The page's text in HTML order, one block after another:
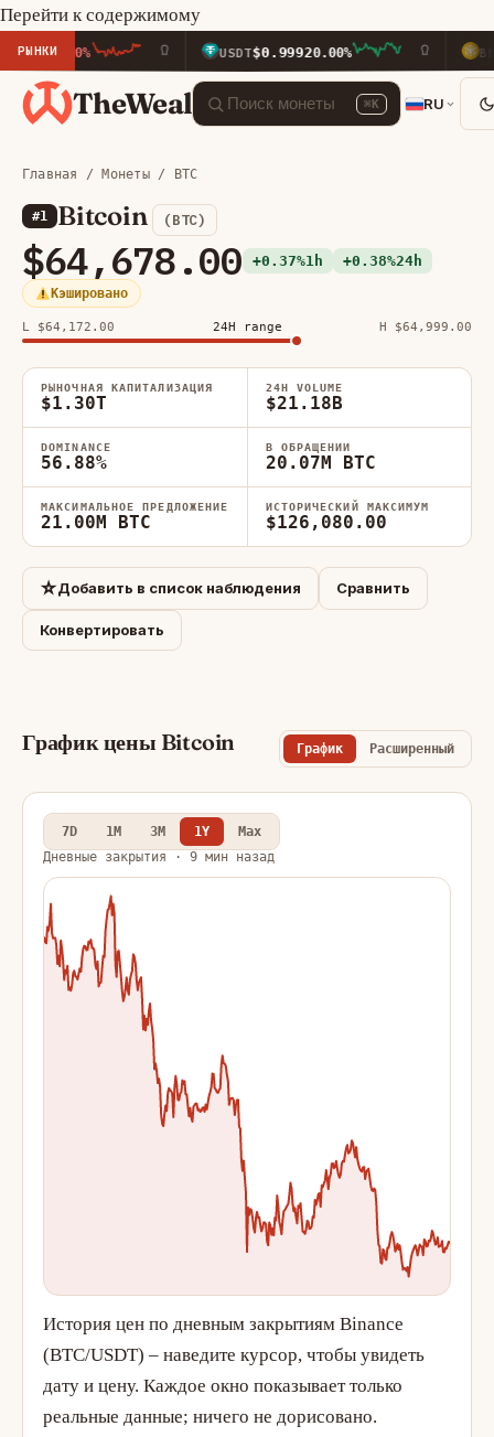
Перейти к содержимому
РЫНКИ USDT $0.99920.00% BNB
TheWeal ⌘K RU
Главная / Монеты/ BTC
#1 Bitcoin (BTC)
$64,678.00 +0.37%1h +0.38%24h
Кэшировано
L $64,172.00 24H range H $64,999.00
РЫНОЧНАЯ КАПИТАЛИЗАЦИЯ
$1.30T
24H VOLUME
$21.18B
DOMINANCE
56.88%
В ОБРАЩЕНИИ
20.07M BTC
МАКСИМАЛЬНОЕ ПРЕДЛОЖЕНИЕ
21.00M BTC
ИСТОРИЧЕСКИЙ МАКСИМУМ
$126,080.00
☆Добавить в список наблюдения Сравнить
Конвертировать
График цены Bitcoin График Расширенный
7D 1M 3M 1Y
Max
Дневные закрытия · 9 мин назад
История цен по дневным закрытиям Binance
(BTC/USDT) – наведите курсор, чтобы увидеть
дату и цену. Каждое окно показывает только
реальные данные; ничего не дорисовано.